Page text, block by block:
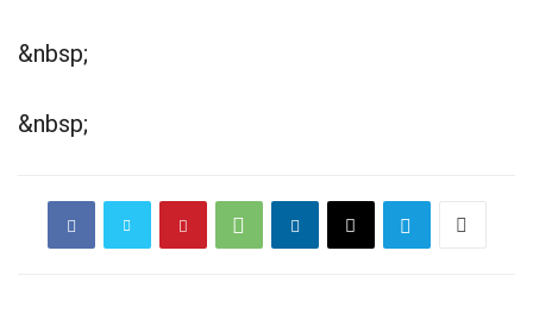
&nbsp;
&nbsp;